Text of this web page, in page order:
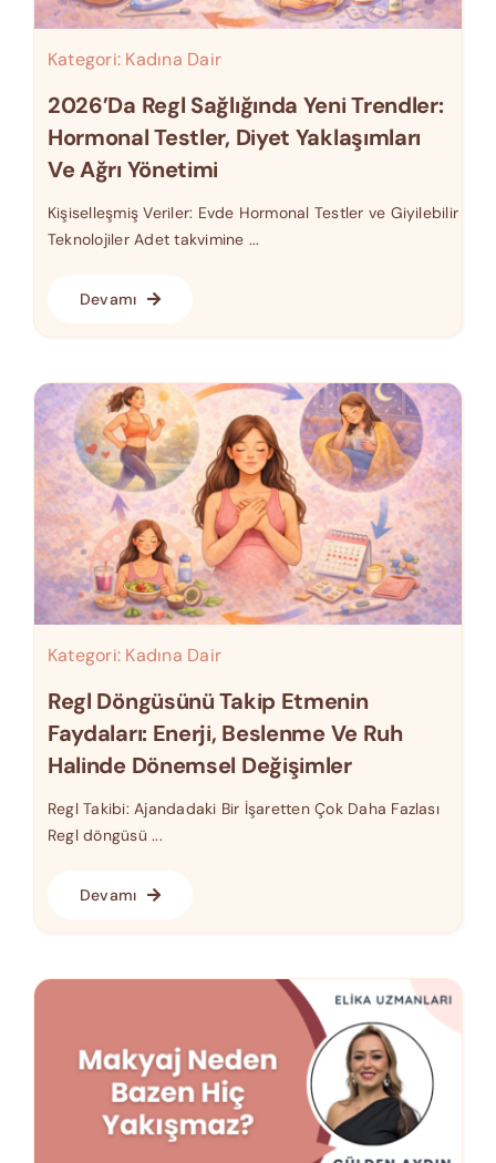
Kategori: Kadına Dair
2026’da Regl Sağlığında Yeni Trendler:
Hormonal Testler, Diyet Yaklaşımları
Ve Ağrı Yönetimi
Kişiselleşmiş Veriler: Evde Hormonal Testler ve Giyilebilir
Teknolojiler Adet takvimine ...
Devamı
Kategori: Kadına Dair
Regl Döngüsünü Takip Etmenin
Faydaları: Enerji, Beslenme Ve Ruh
Halinde Dönemsel Değişimler
Regl Takibi: Ajandadaki Bir İşaretten Çok Daha Fazlası
Regl döngüsü ...
Devamı